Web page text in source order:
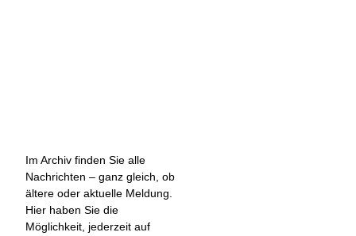
Im Archiv finden Sie alle
Nachrichten – ganz gleich, ob
ältere oder aktuelle Meldung.
Hier haben Sie die
Möglichkeit, jederzeit auf